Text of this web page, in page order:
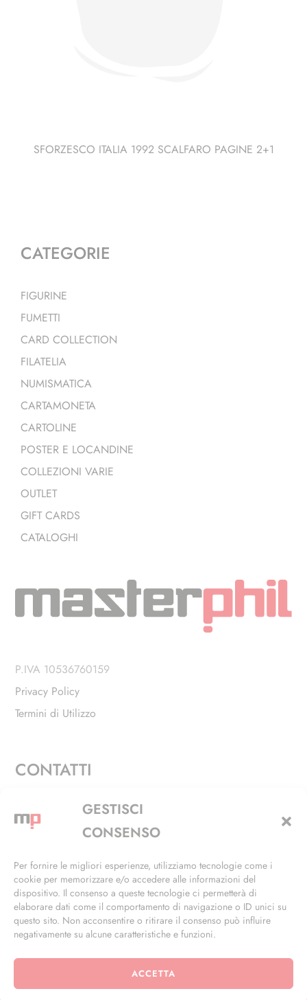
GESTISCI
CONSENSO
Per fornire le migliori esperienze, utilizziamo tecnologie come i
cookie per memorizzare e/o accedere alle informazioni del
dispositivo. Il consenso a queste tecnologie ci permetterà di
elaborare dati come il comportamento di navigazione o ID unici su
questo sito. Non acconsentire o ritirare il consenso può influire
negativamente su alcune caratteristiche e funzioni.
ACCETTA
SFORZESCO ITALIA 1992 SCALFARO PAGINE 2+1
CATEGORIE
FIGURINE
FUMETTI
CARD COLLECTION
FILATELIA
NUMISMATICA
CARTAMONETA
CARTOLINE
POSTER E LOCANDINE
COLLEZIONI VARIE
OUTLET
GIFT CARDS
CATALOGHI
P.IVA 10536760159
Privacy Policy
Termini di Utilizzo
CONTATTI
Via Alfieri, 27 - Trezzano Sul Naviglio (MI)
+39 02 4846 3155
info@masterphil.it